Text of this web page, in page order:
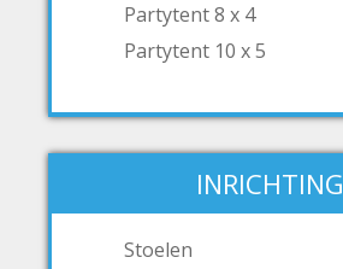
Partytent 8 x 4
Partytent 10 x 5
INRICHTING
Stoelen